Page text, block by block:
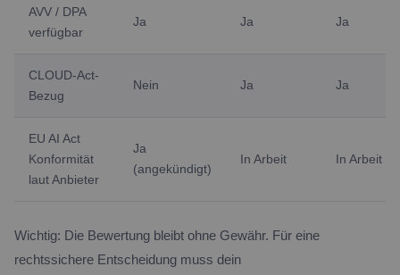
AVV / DPA
verfügbar
Ja Ja Ja
CLOUD-Act-
Bezug
Nein Ja Ja
EU AI Act
Konformität
laut Anbieter
Ja
(angekündigt)
In Arbeit In Arbeit
Wichtig: Die Bewertung bleibt ohne Gewähr. Für eine
rechtssichere Entscheidung muss dein